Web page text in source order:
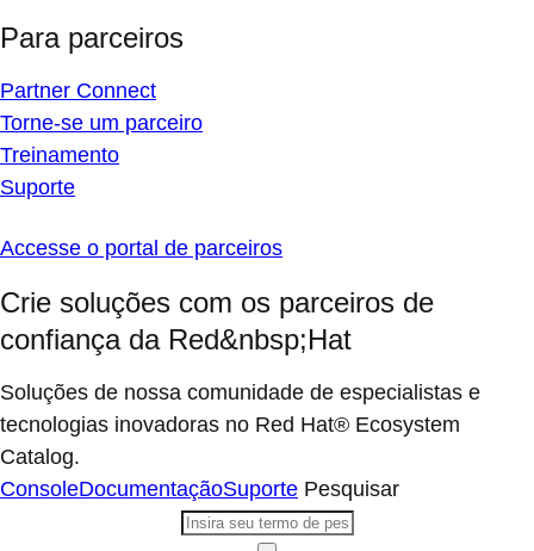
Para parceiros
Partner Connect
Torne-se um parceiro
Treinamento
Suporte
Accesse o portal de parceiros
Crie soluções com os parceiros de
confiança da Red&nbsp;Hat
Soluções de nossa comunidade de especialistas e
tecnologias inovadoras no Red Hat® Ecosystem
Catalog.
ConsoleDocumentaçãoSuporte Pesquisar